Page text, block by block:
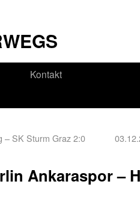
Kontakt
– SK Sturm Graz 2:0
Ankaraspor –